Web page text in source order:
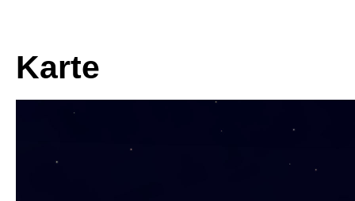
Karte